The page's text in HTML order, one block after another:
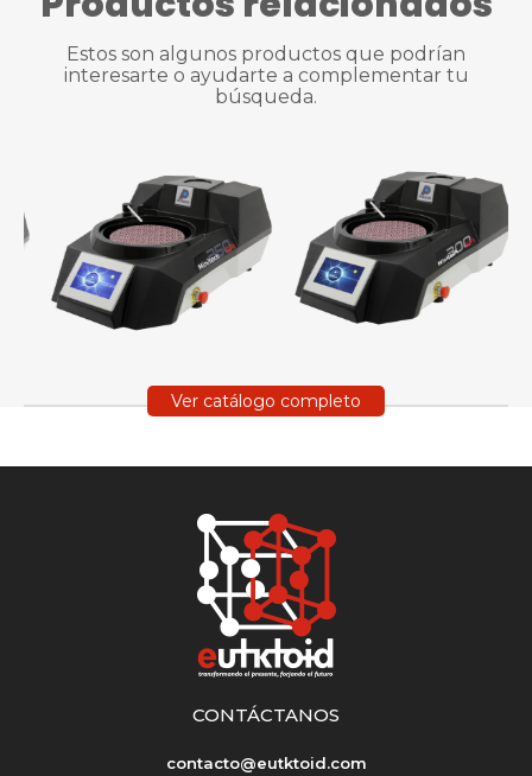
Estos son algunos productos que podrían
interesarte o ayudarte a complementar tu
búsqueda.
Ver catálogo completo
CONTÁCTANOS
contacto@eutktoid.com